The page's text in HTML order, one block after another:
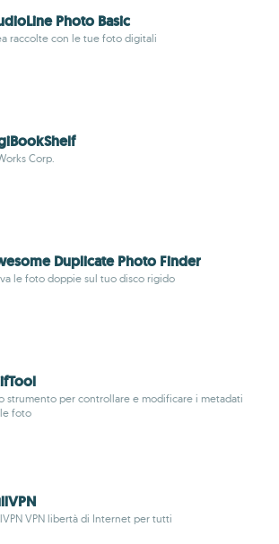
Photo Basic
raccolte con le tue foto digitali
Corp.
Duplicate Photo Finder
le foto doppie sul tuo disco rigido
strumento per controllare e modificare i metadati
foto
VPN libertà di Internet per tutti